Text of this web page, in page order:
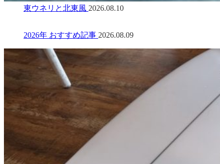
東ウネリと北東風 2026.08.10
2026年 おすすめ記事 2026.08.09